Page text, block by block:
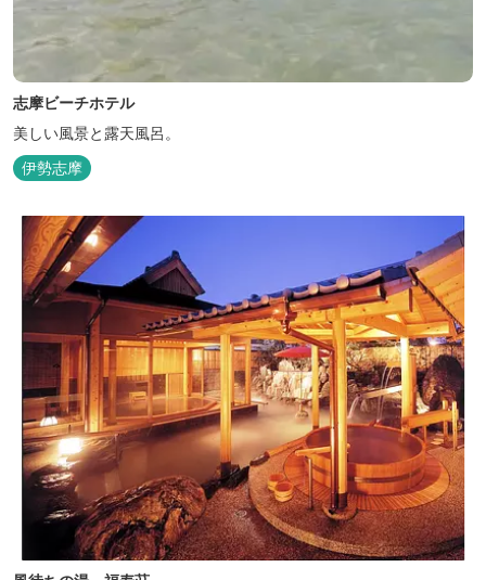
志摩ビーチホテル
美しい風景と露天風呂。
伊勢志摩